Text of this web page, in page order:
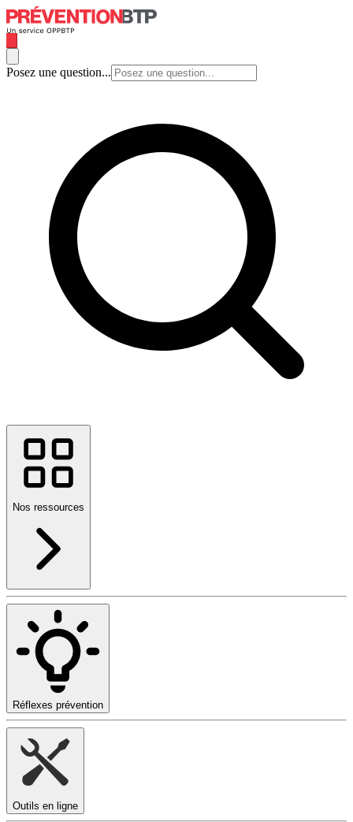
Posez une question...
Nos ressources
Réflexes prévention
Outils en ligne